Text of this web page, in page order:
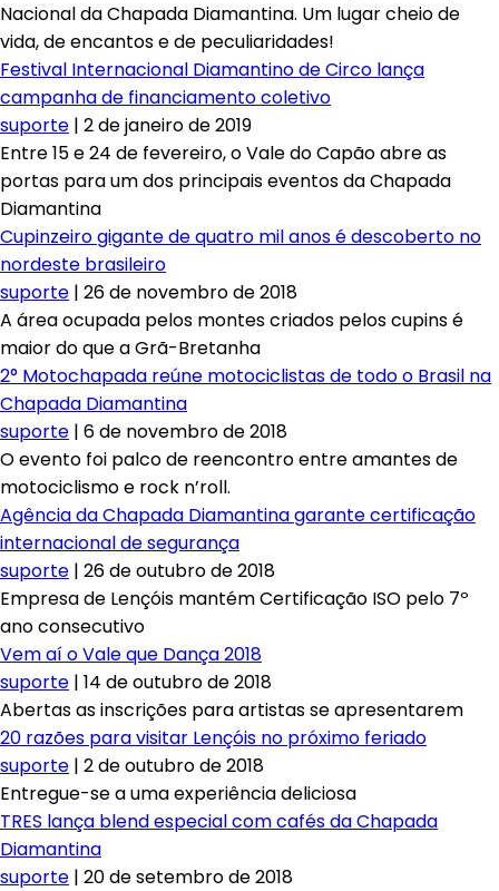
Nacional da Chapada Diamantina. Um lugar cheio de
vida, de encantos e de peculiaridades!
Festival Internacional Diamantino de Circo lança
campanha de financiamento coletivo
suporte | 2 de janeiro de 2019
Entre 15 e 24 de fevereiro, o Vale do Capão abre as
portas para um dos principais eventos da Chapada
Diamantina
Cupinzeiro gigante de quatro mil anos é descoberto no
nordeste brasileiro
suporte | 26 de novembro de 2018
A área ocupada pelos montes criados pelos cupins é
maior do que a Grã-Bretanha
2° Motochapada reúne motociclistas de todo o Brasil na
Chapada Diamantina
suporte | 6 de novembro de 2018
O evento foi palco de reencontro entre amantes de
motociclismo e rock n’roll.
Agência da Chapada Diamantina garante certificação
internacional de segurança
suporte | 26 de outubro de 2018
Empresa de Lençóis mantém Certificação ISO pelo 7º
ano consecutivo
Vem aí o Vale que Dança 2018
suporte | 14 de outubro de 2018
Abertas as inscrições para artistas se apresentarem
20 razões para visitar Lençóis no próximo feriado
suporte | 2 de outubro de 2018
Entregue-se a uma experiência deliciosa
TRES lança blend especial com cafés da Chapada
Diamantina
suporte | 20 de setembro de 2018